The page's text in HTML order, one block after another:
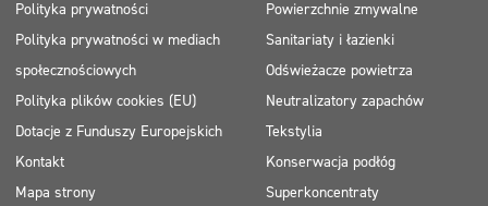
Świadectwo PZH
Polityka prywatności
Polityka prywatności w mediach
społecznościowych
Polityka plików cookies (EU)
Dotacje z Funduszy Europejskich
Kontakt
Mapa strony
Powierzchnie zmywalne
Sanitariaty i łazienki
Odświeżacze powietrza
Neutralizatory zapachów
Tekstylia
Konserwacja podłóg
Superkoncentraty